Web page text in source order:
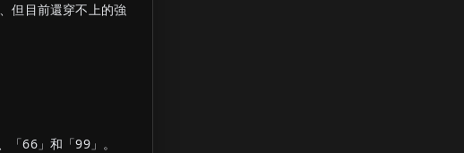
但目前還穿不上的強
66」和「99」。